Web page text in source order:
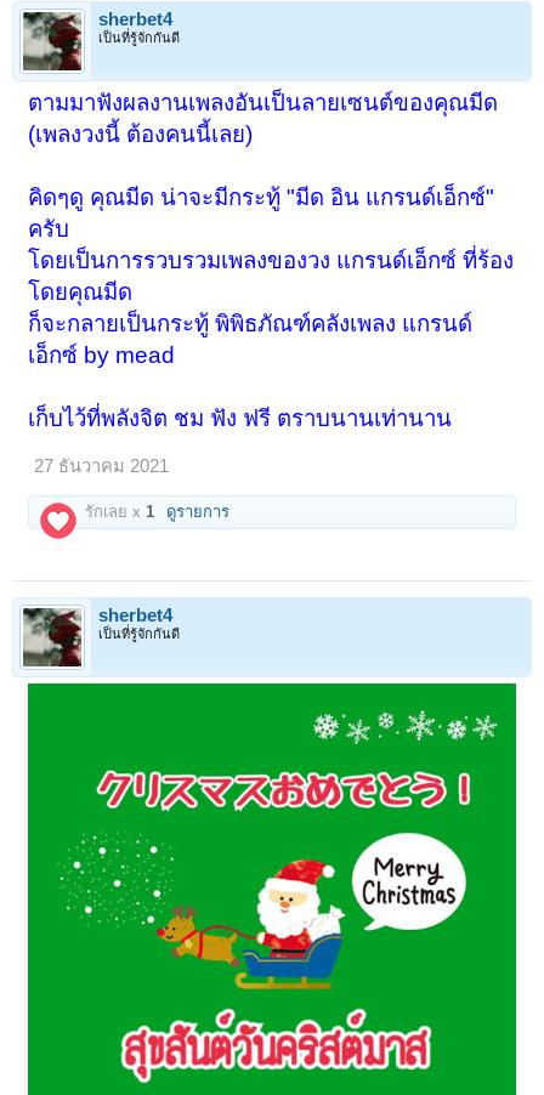
sherbet4
เป็นที่รู้จักกันดี
ตามมาฟังผลงานเพลงอันเป็นลายเซนต์ของคุณมีด
(เพลงวงนี้ ต้องคนนี้เลย)
คิดๆดู คุณมีด น่าจะมีกระทู้ "มีด อิน แกรนด์เอ็กซ์"
ครับ
โดยเป็นการรวบรวมเพลงของวง แกรนด์เอ็กซ์ ที่ร้อง
โดยคุณมีด
ก็จะกลายเป็นกระทู้ พิพิธภัณฑ์คลังเพลง แกรนด์
เอ็กซ์ by mead
เก็บไว้ที่พลังจิต ชม ฟัง ฟรี ตราบนานเท่านาน
27 ธันวาคม 2021
รักเลย x1 ดูรายการ
sherbet4
เป็นที่รู้จักกันดี